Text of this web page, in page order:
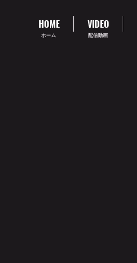
HOME VIDEO
ホーム 配信動画